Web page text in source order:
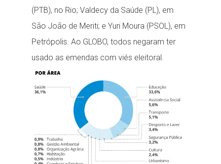
(PTB), no Rio; Valdecy da Saúde (PL), em
São João de Meriti; e Yuri Moura (PSOL), em
Petrópolis. Ao GLOBO, todos negaram ter
usado as emendas com viés eleitoral.